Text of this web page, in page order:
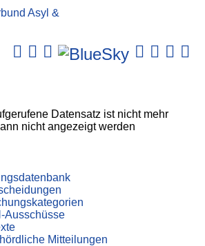
Datensatz ist nicht mehr
nicht angezeigt werden
Ausschüsse
Mitteilungen